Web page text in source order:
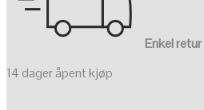
Enkel retur
14 dager åpent kjøp